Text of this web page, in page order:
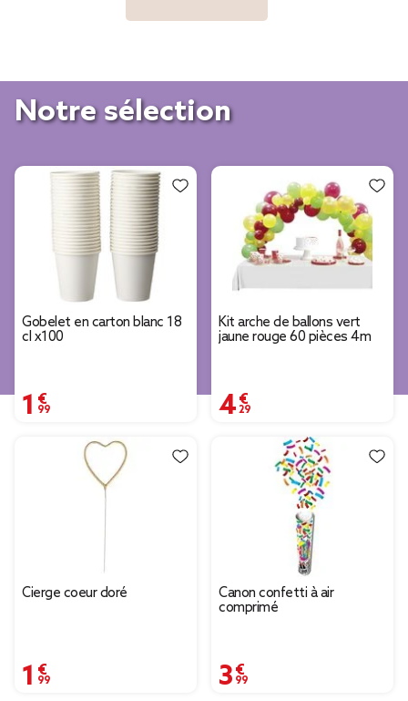
Notre sélection
Gobelet en carton blanc 18
cl x100
1,99 €
Kit arche de ballons vert
jaune rouge 60 pièces 4m
4,29 €
Cierge coeur doré
1,99 €
Canon confetti à air
comprimé
3,99 €